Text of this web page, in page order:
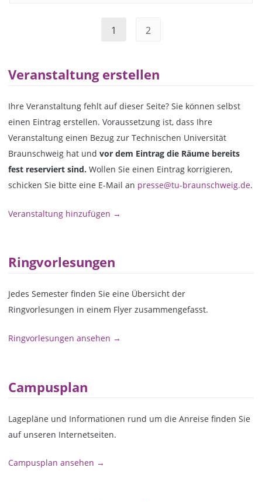
1 2
Veranstaltung erstellen
Ihre Veranstaltung fehlt auf dieser Seite? Sie können selbst
einen Eintrag erstellen. Voraussetzung ist, dass Ihre
Veranstaltung einen Bezug zur Technischen Universität
Braunschweig hat undvor dem Eintrag die Räume bereits
fest reserviert sind. Wollen Sie einen Eintrag korrigieren,
schicken Sie bitte eine E-Mail an presse@tu-braunschweig.de.
Veranstaltung hinzufügen →
Ringvorlesungen
Jedes Semester finden Sie eine Übersicht der
Ringvorlesungen in einem Flyer zusammengefasst.
Ringvorlesungen ansehen →
Campusplan
Lagepläne und Informationen rund um die Anreise finden Sie
auf unseren Internetseiten.
Campusplan ansehen →